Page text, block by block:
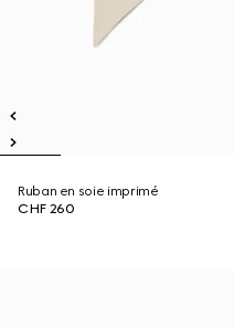
Ruban en soie imprimé
CHF 260